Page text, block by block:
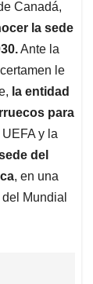
Canadá,
la sede
Ante la
le
la entidad
para
y la
del
, en una
Mundial